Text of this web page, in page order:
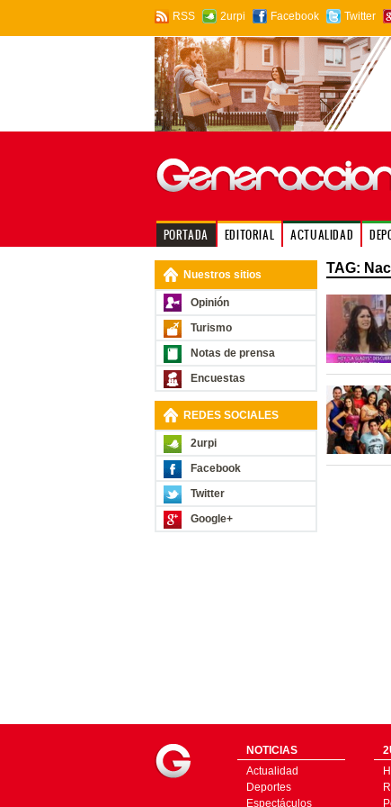
RSS 2urpi Facebook Twitter
PORTADA EDITORIAL ACTUALIDAD
Nuestros sitios
Opinión
Turismo
Notas de prensa
Encuestas
REDES SOCIALES
2urpi
Facebook
Twitter
Google+
TAG:
NOTICIAS
Actualidad
Deportes
Espectáculos